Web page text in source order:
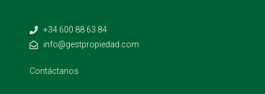
+34 600 88 63 84
info@gestpropiedad.com
Contáctanos